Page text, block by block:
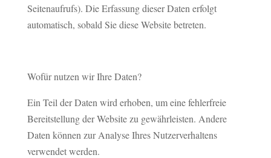
Seitenaufrufs). Die Erfassung dieser Daten erfolgt
automatisch, sobald Sie diese Website betreten.
Wofür nutzen wir Ihre Daten?
Ein Teil der Daten wird erhoben, um eine fehlerfreie
Bereitstellung der Website zu gewährleisten. Andere
Daten können zur Analyse Ihres Nutzerverhaltens
verwendet werden.